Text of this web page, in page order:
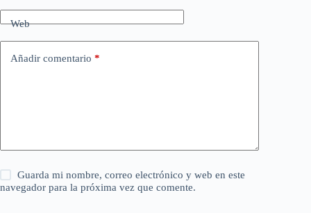
Web
Añadir comentario *
Guarda mi nombre, correo electrónico y web en este
navegador para la próxima vez que comente.